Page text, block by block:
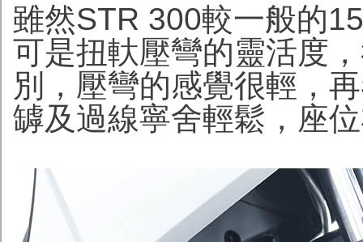
雖然STR 300較一般的
可是扭軑壓彎的靈活度
別，壓彎的感覺很輕，
罅及過線寧舍輕鬆，座